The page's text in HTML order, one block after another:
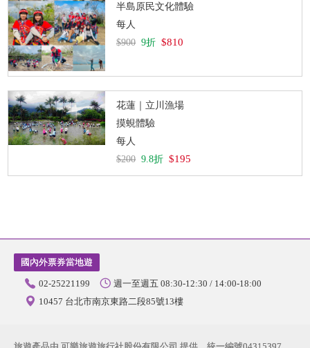
半島原民文化體驗
每人
$900 9折 $810
花蓮｜立川漁場
摸蜆體驗
每人
$200 9.8折 $195
國內外票券當地遊
02-25221199
週一至週五 08:30-12:30 / 14:00-18:00
10457 台北市南京東路二段85號13樓